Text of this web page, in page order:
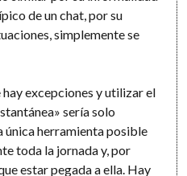
de un chat, por su
simplemente se
excepciones y utilizar el
sería solo
única herramienta posible
toda la jornada y, por
estar pegada a ella. Hay